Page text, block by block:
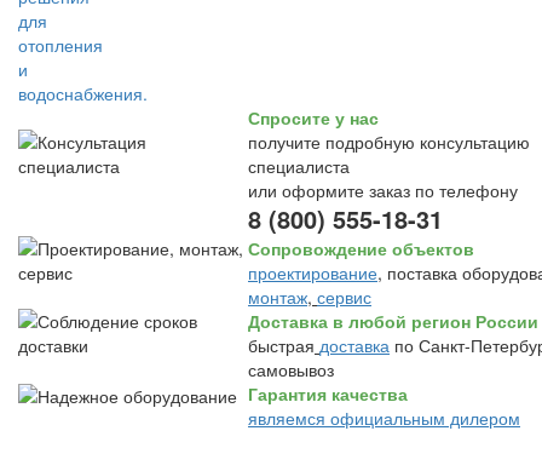
Спросите у нас
получите подробную консультацию
специалиста
или оформите заказ по телефону
8 (800) 555-18-31
Сопровождение объектов
проектирование, поставка
монтаж, сервис
Доставка в любой регион России
быстрая доставка по Санкт-
самовывоз
Гарантия качества
являемся официальным дилером